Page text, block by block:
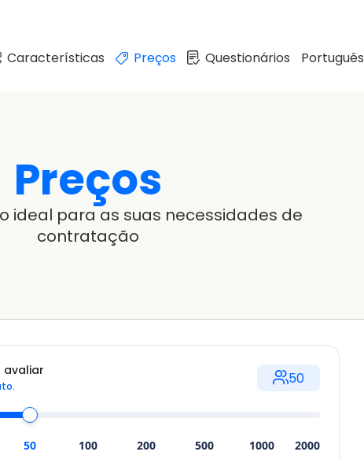
Características Preços Questionários Português
Preços
ideal para as suas necessidades de
contratação
avaliar 50
50 100 200 500 1000 2000